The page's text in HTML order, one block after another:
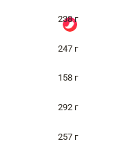
238 г
247 г
158 г
292 г
257 г